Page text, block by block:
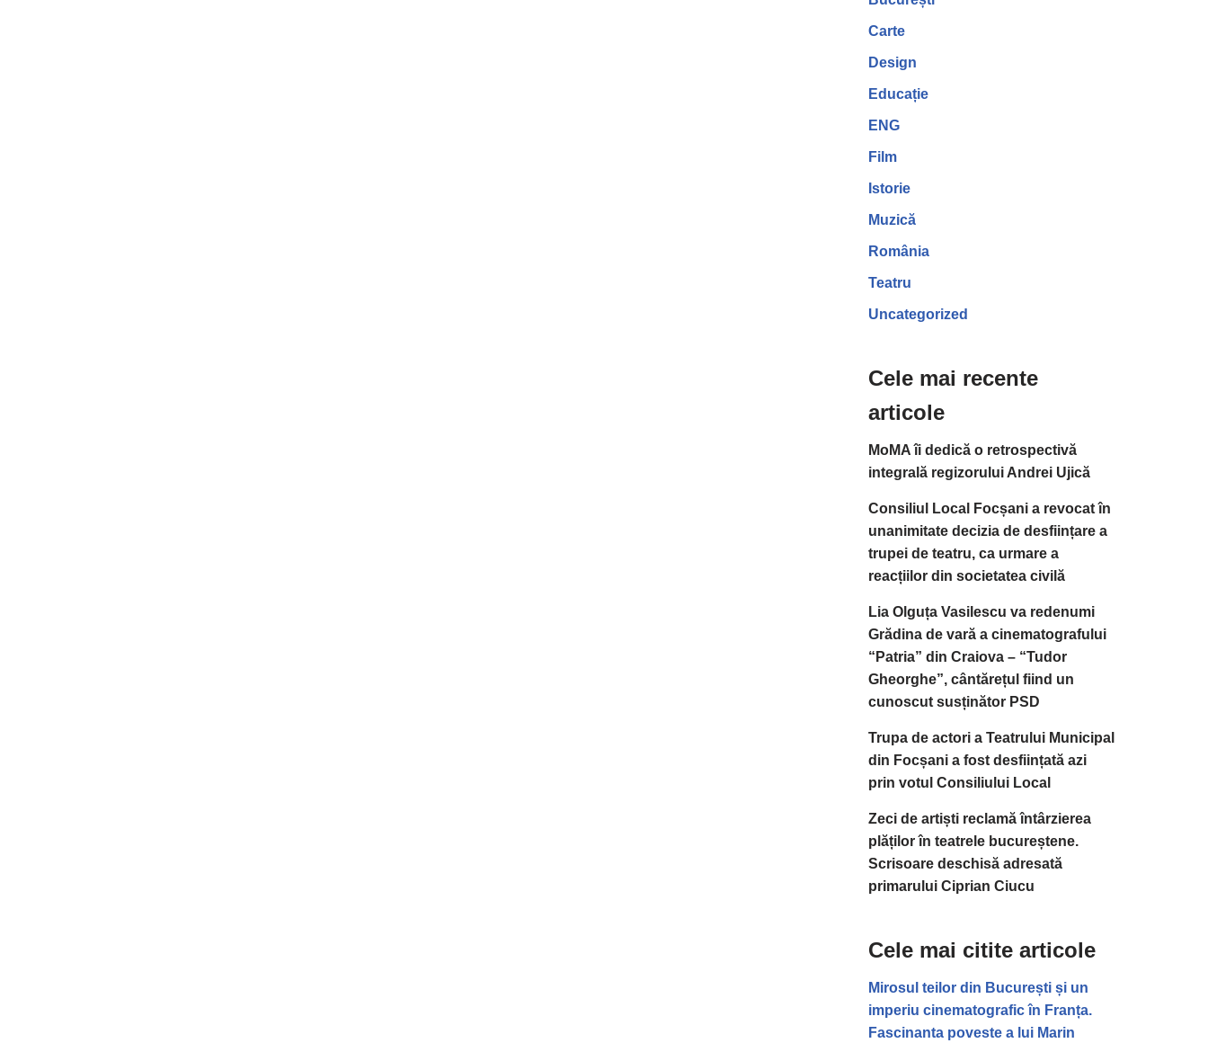
Carte
Design
Educație
ENG
Film
Istorie
Muzică
România
Teatru
Uncategorized
Cele mai recente
articole
MoMA îi dedică o retrospectivă
integrală regizorului Andrei Ujică
Consiliul Local Focșani a revocat în
unanimitate decizia de desființare a
trupei de teatru, ca urmare a
reacțiilor din societatea civilă
Lia Olguța Vasilescu va redenumi
Grădina de vară a cinematografului
“Patria” din Craiova – “Tudor
Gheorghe”, cântărețul fiind un
cunoscut susținător PSD
Trupa de actori a Teatrului Municipal
din Focșani a fost desființată azi
prin votul Consiliului Local
Zeci de artiști reclamă întârzierea
plăților în teatrele bucureștene.
Scrisoare deschisă adresată
primarului Ciprian Ciucu
Cele mai citite articole
Mirosul teilor din București și un
imperiu cinematografic în Franța.
Fascinanta poveste a lui Marin